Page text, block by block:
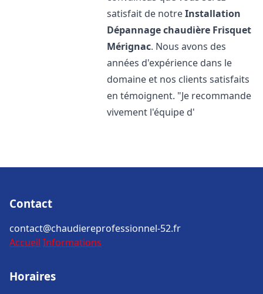
satisfait de notreInstallation
Dépannage chaudière Frisquet
Mérignac. Nous avons des
années d'expérience dans le
domaine et nos clients satisfaits
en témoignent. "Je recommande
vivement l'équipe d'
Contact
contact@chaudiereprofessionnel-52.fr
Accueil Informations
Horaires